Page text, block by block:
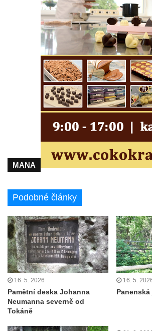
Jeskyně Staré časy u Svojkova
Hlídková jeskyně u Svojkova
Klíč
Kamenná slunce u obce Staré
Sluj českých bratří a Symbolický hrob
českých bratří
Besedická vyhlídka (na Vysoké skále)
Kinského vyhlídka (Besedické skály)
Vyhlídka Kde domov můj (Besedické skály)
Jeskyně Matěje Krocínovského v
Besedických skalách
Husníkova vyhlídka (Besedické skály)
Masarykova vyhlídka (Besedické skály)
Vyhlídka Sokol (Besedické skály)
Lafitova vyhlídka pod Křížovou horou
Vyhlídka pod Křížovou horou u Pohořan
Hraběcí vyhlídka u Rabštejna nad Střelou
Bořeň
Vyhlídka na Chřibském (Kamzičím) vrchu
Vyhlídka jihovýchodně od Manušic u
MANA
Podobné články
16. 5. 2026
Pamětní deska Johanna
Neumanna severně od
Tokáně
16. 5.